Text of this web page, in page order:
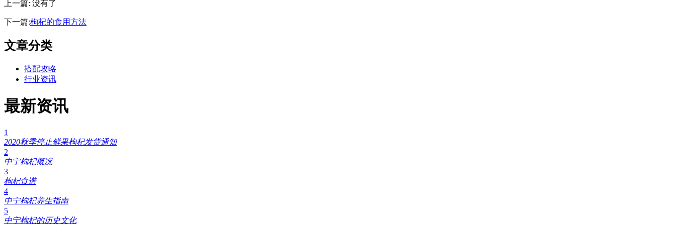
上一篇: 没有了
下一篇:枸杞的食用方法
文章分类
搭配攻略
行业资讯
最新资讯
1
2020秋季停止鲜果枸杞发货通知
2
中宁枸杞概况
3
枸杞食谱
4
中宁枸杞养生指南
5
中宁枸杞的历史文化